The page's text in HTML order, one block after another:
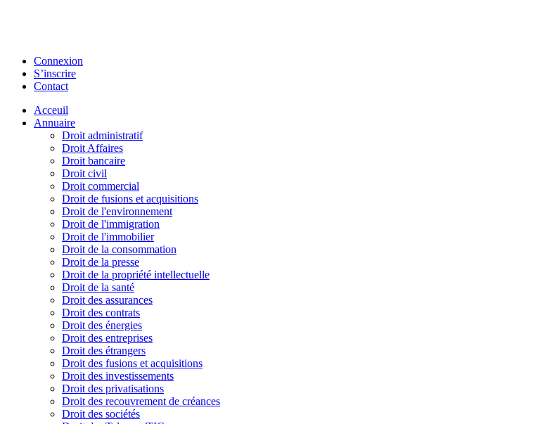
Connexion
S’inscrire
Contact
Acceuil
Annuaire
Droit administratif
Droit Affaires
Droit bancaire
Droit civil
Droit commercial
Droit de fusions et acquisitions
Droit de l'environnement
Droit de l'immigration
Droit de l'immobilier
Droit de la consommation
Droit de la presse
Droit de la propriété intellectuelle
Droit de la santé
Droit des assurances
Droit des contrats
Droit des énergies
Droit des entreprises
Droit des étrangers
Droit des fusions et acquisitions
Droit des investissements
Droit des privatisations
Droit des recouvrement de créances
Droit des sociétés